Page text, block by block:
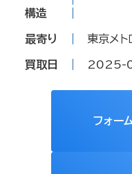
構造
最寄り 東京メト
買取日 2025-
フォー